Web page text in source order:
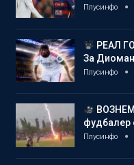
Плусинфо
РЕАЛ
За
Плусинфо
фудбалер
Плусинфо